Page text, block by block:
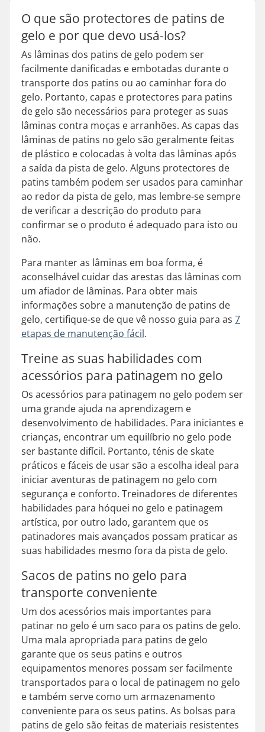
O que são protectores de patins de
gelo e por que devo usá-los?
As lâminas dos patins de gelo podem ser
facilmente danificadas e embotadas durante o
transporte dos patins ou ao caminhar fora do
gelo. Portanto, capas e protectores para patins
de gelo são necessários para proteger as suas
lâminas contra moças e arranhões. As capas das
lâminas de patins no gelo são geralmente feitas
de plástico e colocadas à volta das lâminas após
a saída da pista de gelo. Alguns protectores de
patins também podem ser usados para caminhar
ao redor da pista de gelo, mas lembre-se sempre
de verificar a descrição do produto para
confirmar se o produto é adequado para isto ou
não.
Para manter as lâminas em boa forma, é
aconselhável cuidar das arestas das lâminas com
um afiador de lâminas. Para obter mais
informações sobre a manutenção de patins de
gelo, certifique-se de que vê nosso guia para as 7
etapas de manutenção fácil.
Treine as suas habilidades com
acessórios para patinagem no gelo
Os acessórios para patinagem no gelo podem ser
uma grande ajuda na aprendizagem e
desenvolvimento de habilidades. Para iniciantes e
crianças, encontrar um equilíbrio no gelo pode
ser bastante difícil. Portanto, ténis de skate
práticos e fáceis de usar são a escolha ideal para
iniciar aventuras de patinagem no gelo com
segurança e conforto. Treinadores de diferentes
habilidades para hóquei no gelo e patinagem
artística, por outro lado, garantem que os
patinadores mais avançados possam praticar as
suas habilidades mesmo fora da pista de gelo.
Sacos de patins no gelo para
transporte conveniente
Um dos acessórios mais importantes para
patinar no gelo é um saco para os patins de gelo.
Uma mala apropriada para patins de gelo
garante que os seus patins e outros
equipamentos menores possam ser facilmente
transportados para o local de patinagem no gelo
e também serve como um armazenamento
conveniente para os seus patins. As bolsas para
patins de gelo são feitas de materiais resistentes